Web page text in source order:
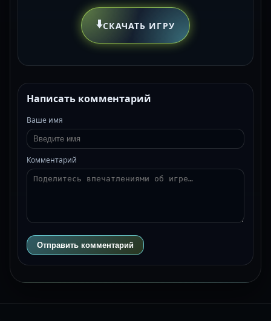
⬇️СКАЧАТЬ ИГРУ
Написать комментарий
Ваше имя
Комментарий
Отправить комментарий